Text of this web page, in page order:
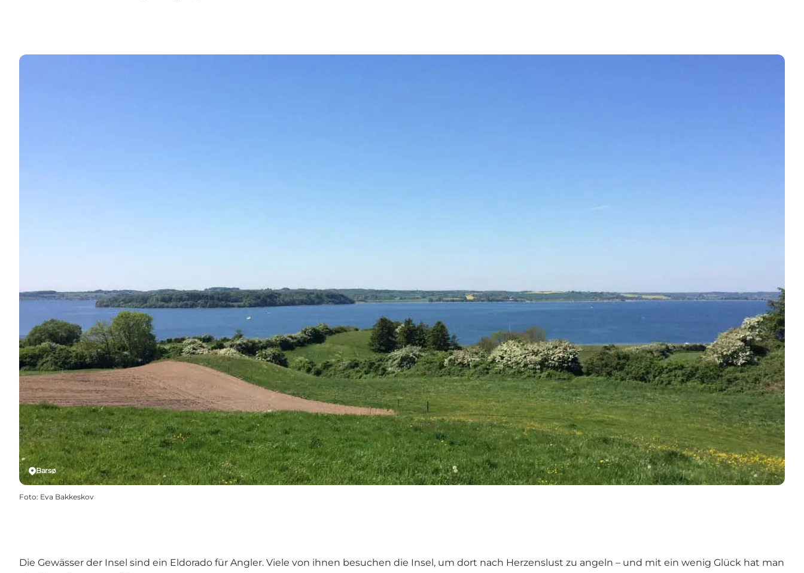
Barsø
Foto: Eva Bakkeskov
Die Gewässer der Insel sind ein Eldorado für Angler. Viele von ihnen besuchen die Insel, um dort nach Herzenslust zu angeln – und mit ein wenig Glück hat man